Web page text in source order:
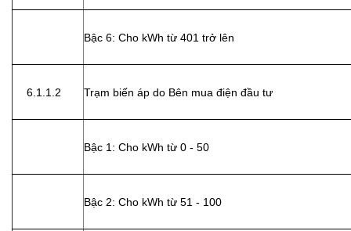
Bậc 6: Cho kWh từ 401 trở lên
6.1.1.2 Trạm biến áp do Bên mua điện đầu tư
Bậc 1: Cho kWh từ 0 - 50
Bậc 2: Cho kWh từ 51 - 100